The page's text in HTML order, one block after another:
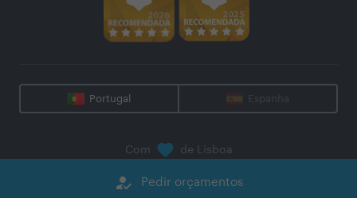
how_to_reg Pedir orçamentos
Portugal Espanha
Com de Lisboa
Zaask - Plataforma Digital, S.A.